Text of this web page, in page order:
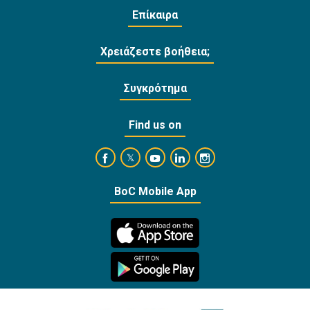
Επίκαιρα
Χρειάζεστε βοήθεια;
Συγκρότημα
Find us on
https://www.facebook.com/
https://twitter.com/bankofcyprus_
https://www.youtube.com/user/
https://www.linkedin.com/
https://
BoC Mobile App